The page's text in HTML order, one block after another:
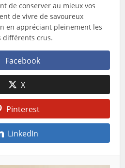
de conserver au mieux vos
de vivre de savoureux
en appréciant pleinement les
différents crus.
Facebook
X
Pinterest
LinkedIn